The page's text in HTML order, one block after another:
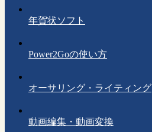
年賀状ソフト
Power2Goの使い方
オーサリング・ライティング
動画編集・動画変換